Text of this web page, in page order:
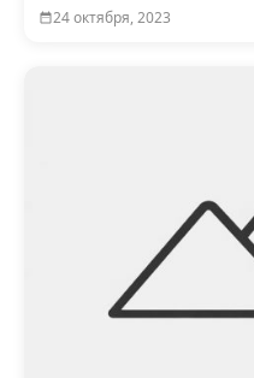
24 октября, 2023